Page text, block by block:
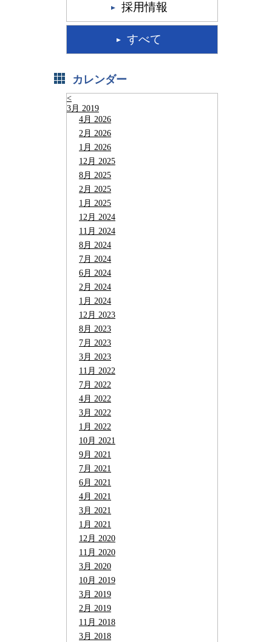
採用情報
すべて
カレンダー
<
3月 2019
4月 2026
2月 2026
1月 2026
12月 2025
8月 2025
2月 2025
1月 2025
12月 2024
11月 2024
8月 2024
7月 2024
6月 2024
2月 2024
1月 2024
12月 2023
8月 2023
7月 2023
3月 2023
11月 2022
7月 2022
4月 2022
3月 2022
1月 2022
10月 2021
9月 2021
7月 2021
6月 2021
4月 2021
3月 2021
1月 2021
12月 2020
11月 2020
3月 2020
10月 2019
3月 2019
2月 2019
11月 2018
3月 2018